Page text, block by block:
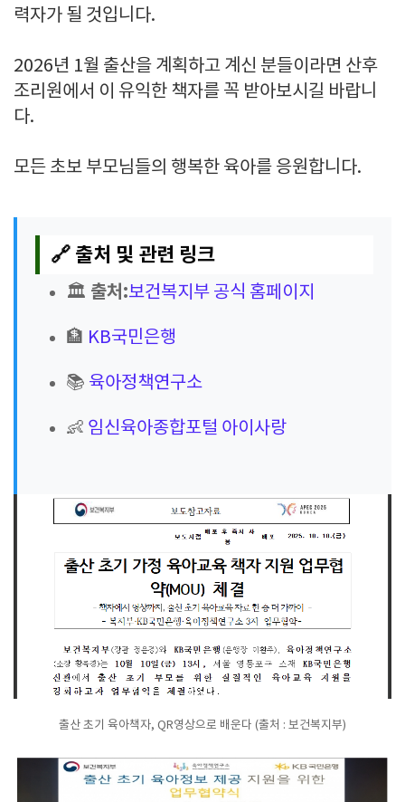
력자가 될 것입니다.
2026년 1월 출산을 계획하고 계신 분들이라면 산후
조리원에서 이 유익한 책자를 꼭 받아보시길 바랍니
다.
모든 초보 부모님들의 행복한 육아를 응원합니다.
🔗 출처 및 관련 링크
🏛️ 출처:보건복지부 공식 홈페이지
🏦 KB국민은행
📚 육아정책연구소
👶 임신육아종합포털 아이사랑
출산 초기 육아책자, QR영상으로 배운다 (출처 : 보건복지부)